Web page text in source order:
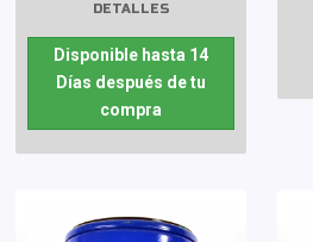
DETALLES
Disponible hasta 14
Días después de tu
compra